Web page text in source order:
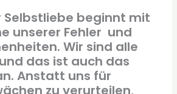
Selbstliebe beginnt mit
unserer Fehler und
Wir sind alle
das ist auch das
Anstatt uns für
zu verurteilen,